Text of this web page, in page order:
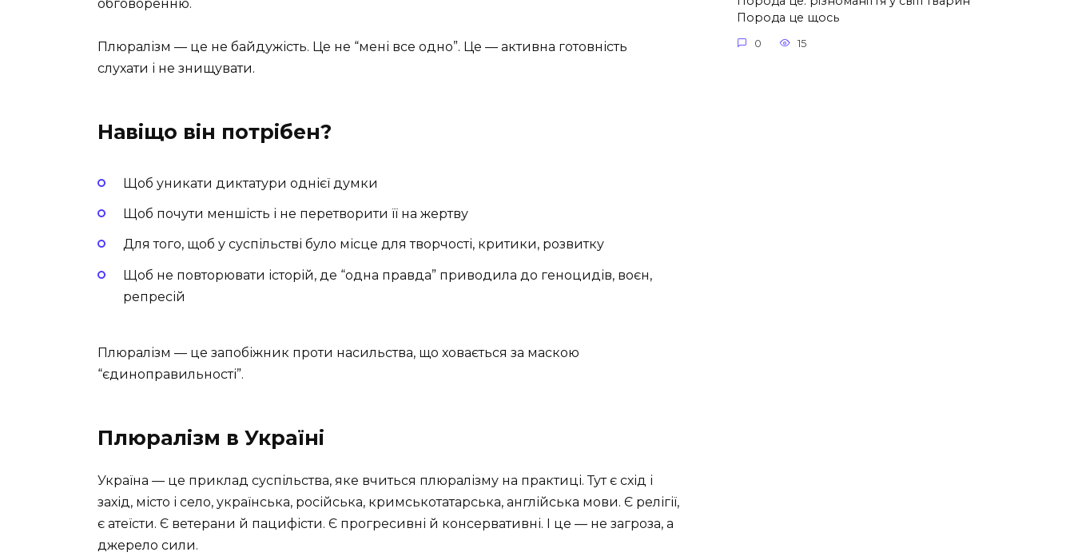
обговоренню.
Плюралізм — це не байдужість. Це не “мені все одно”. Це — активна готовність
слухати і не знищувати.
Навіщо він потрібен?
Щоб уникати диктатури однієї думки
Щоб почути меншість і не перетворити її на жертву
Для того, щоб у суспільстві було місце для творчості, критики, розвитку
Щоб не повторювати історій, де “одна правда” приводила до геноцидів, воєн,
репресій
Плюралізм — це запобіжник проти насильства, що ховається за маскою
“єдиноправильності”.
Плюралізм в Україні
Україна — це приклад суспільства, яке вчиться плюралізму на практиці. Тут є схід і
захід, місто і село, українська, російська, кримськотатарська, англійська мови. Є релігії,
є атеїсти. Є ветерани й пацифісти. Є прогресивні й консервативні. І це — не загроза, а
джерело сили.
Порода це щось
0 15